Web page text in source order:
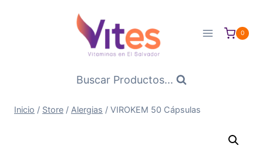
0
Buscar Productos...
Inicio / Store / Alergias / VIROKEM 50 Cápsulas